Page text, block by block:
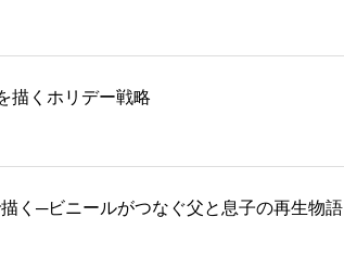
描くホリデー戦略
く─ビニールがつなぐ父と息子の再生物語